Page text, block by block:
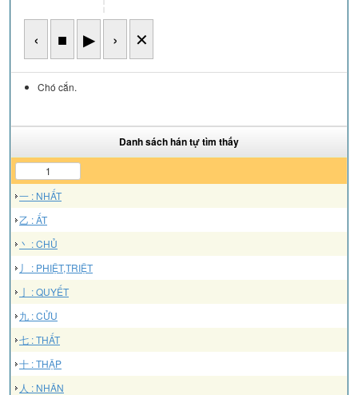
‹ ■ ▶ › ✕
Chó cắn.
Danh sách hán tự tìm thấy
1
一 : NHẤT
乙 : ẤT
丶 : CHỦ
丿 : PHIỆT,TRIỆT
亅 : QUYẾT
九 : CỬU
七 : THẤT
十 : THẬP
人 : NHÂN